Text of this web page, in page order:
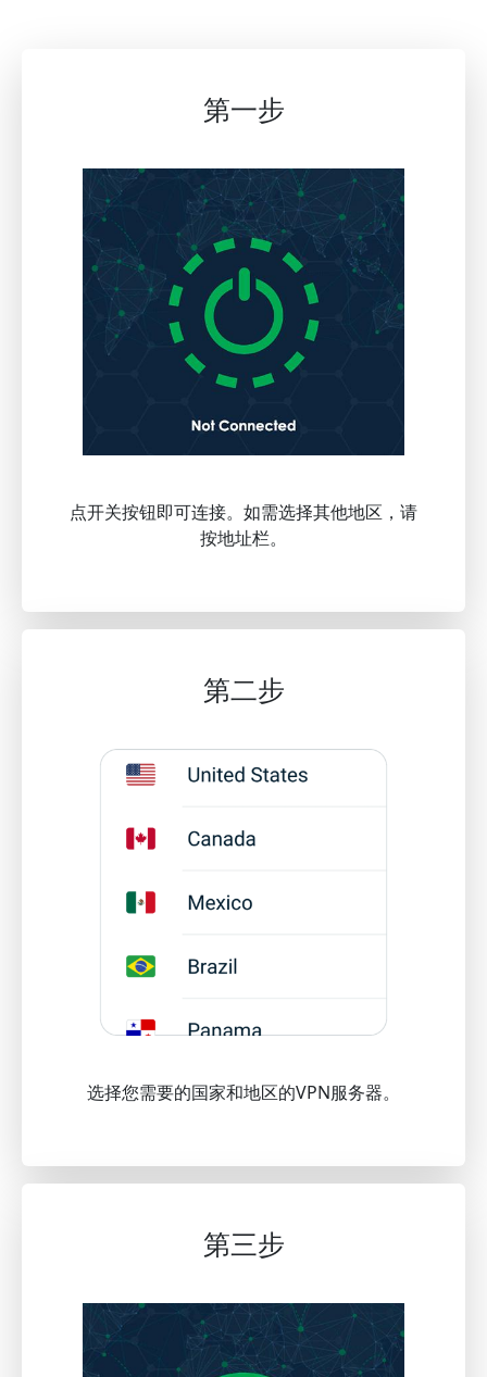
第一步
点开关按钮即可连接。如需选择其他地区，请
按地址栏。
第二步
选择您需要的国家和地区的VPN服务器。
第三步